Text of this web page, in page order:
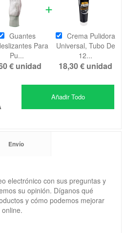
Guantes
Para
Pu...
€ unidad
Crema Pulidora
Universal, Tubo De
12...
18,30 € unidad
Añadir Todo
Envío
electrónico con sus preguntas y
su opinión. Díganos qué
y cómo podemos mejorar